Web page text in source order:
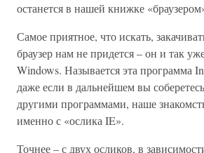
останется в нашей книжке
Самое приятное, что искать,
браузер нам не придется – он и так
Windows. Называется эта программа
даже если в дальнейшем вы
другими программами, наше
именно с «ослика IE».
Точнее – с двух осликов, в